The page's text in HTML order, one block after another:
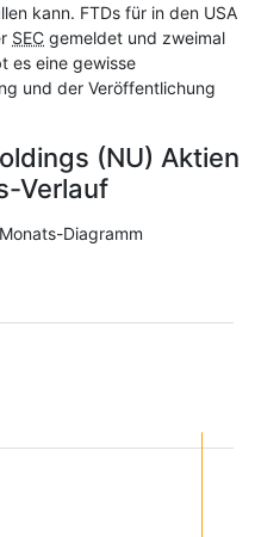
kann. FTDs für in den USA
SEC gemeldet und zweimal
es eine gewisse
und der Veröffentlichung
(NU) Aktien
Verlauf
Diagramm